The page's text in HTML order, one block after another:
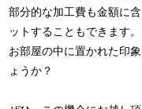
部分的な加工費も金額に
ットすることもできます。
お部屋の中に置かれた印
ょうか？